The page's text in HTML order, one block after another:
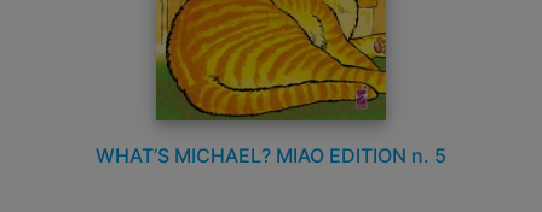
WHAT’S MICHAEL? MIAO EDITION n. 5